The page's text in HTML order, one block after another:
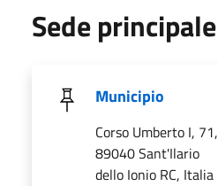
Sede principale
Municipio
Corso Umberto I, 71,
89040 Sant'Ilario
dello Ionio RC, Italia